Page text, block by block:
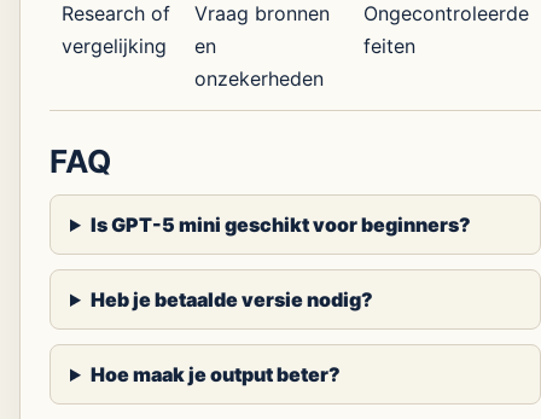
Research of
vergelijking
Vraag bronnen
en
onzekerheden
Ongecontroleerde
feiten
FAQ
Is GPT-5 mini geschikt voor beginners?
Heb je betaalde versie nodig?
Hoe maak je output beter?